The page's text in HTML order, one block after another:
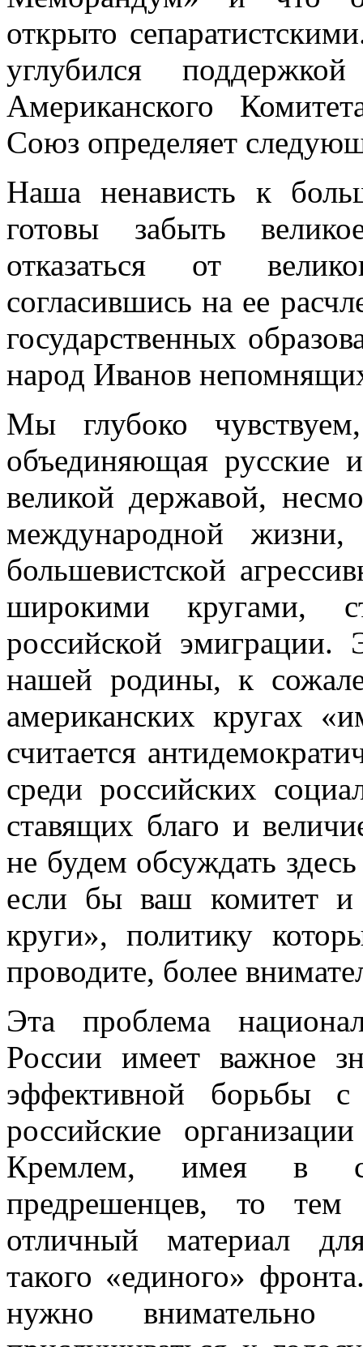
открыто
углубился
Американского
Союз определяет
Наша ненависть к
готовы забыть
отказаться от
согласившись на ее
государственных
народ Ива­нов
Мы глубоко
объединяющая русские
великой державой,
международной
большевист­ской
широкими кругами,
российской эмиграции.
на­шей родины, к
американских кругах
считается
среди российских
ставящих благо и
не будем обсуждать
если бы ваш комитет и
круги», политику
проводите, более
Эта проблема
России имеет важное
эффективной борьбы
российские
Кремлем, имея в
предрешенцев, то
отличный материал
такого «единого»
нужно внимательно